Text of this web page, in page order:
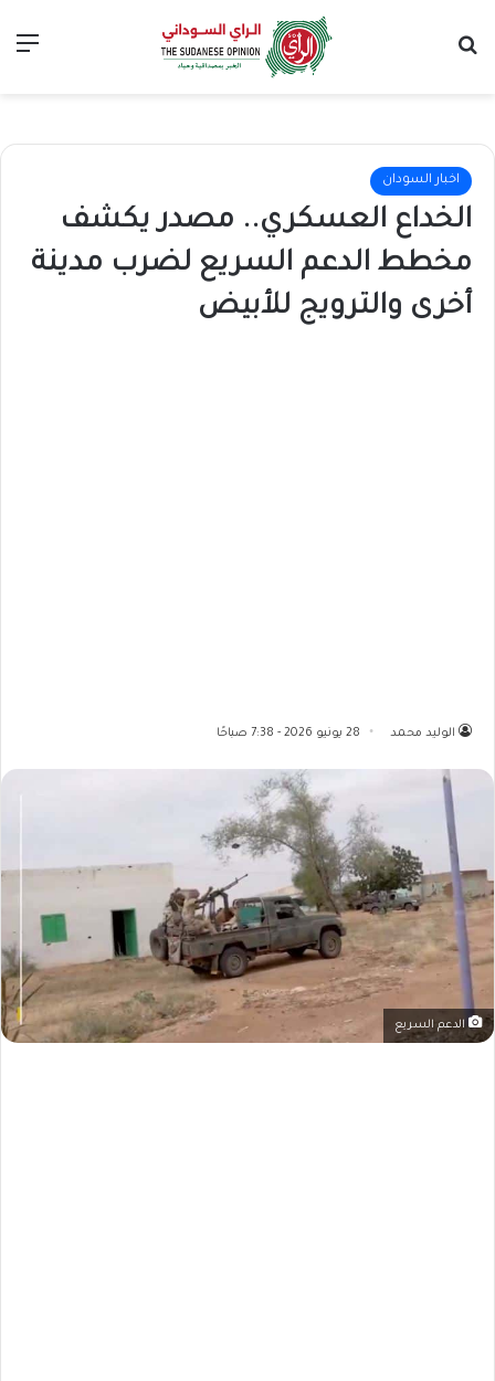
اخبار السودان
الخداع العسكري.. مصدر يكشف
مخطط الدعم السريع لضرب مدينة
أخرى والترويج للأبيض
الوليد محمد 28 يونيو 2026 - 7:38 صباحًا
الدعم السريع